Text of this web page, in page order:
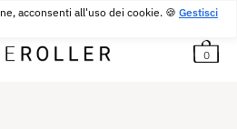
acconsenti all'uso dei cookie. 🍪 Gestisci
DA30 €ACQUISTARE
0